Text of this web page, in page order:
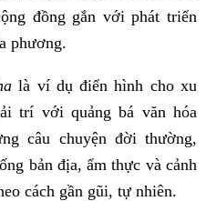
đồng gắn với phát triển
phương.
là ví dụ điển hình cho xu
trí với quảng bá văn hóa
câu chuyện đời thường,
bản địa, ẩm thực và cảnh
cách gần gũi, tự nhiên.